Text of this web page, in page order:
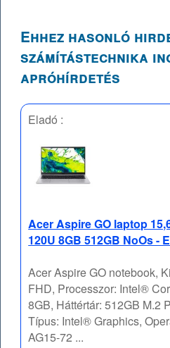
Ehhez hasonló
számítástechnika
apróhírdetés
Eladó :
Acer Aspire GO laptop
120U 8GB 512GB NoOs -
Acer Aspire GO notebook,
FHD, Processzor: Intel®
8GB, Háttértár: 512GB M.2
Típus: Intel® Graphics,
AG15-72 ...